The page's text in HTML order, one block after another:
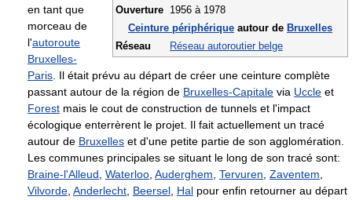
Ouverture 1956 à 1978
Ceinture périphérique autour de Bruxelles
Réseau
Réseau autoroutier belge
en tant que
morceau de
l'autoroute
Bruxelles-
Paris . Il était prévu au départ de créer une ceinture complète
passant autour de la région de Bruxelles-Capitale via Uccle et
Forest mais le cout de construction de tunnels et l'impact
écologique enterrèrent le projet. Il fait actuellement un tracé
autour de Bruxelles et d'une petite partie de son agglomération.
Les communes principales se situant le long de son tracé sont:
Braine-l'Alleud Waterloo Auderghem Tervuren Zaventem
Vilvorde Anderlecht Beersel Hal pour enfin retourner au départ